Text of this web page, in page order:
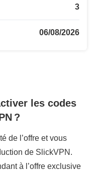
3
06/08/2026
les codes
?
de l’offre et vous
de SlickVPN.
à l’offre exclusive